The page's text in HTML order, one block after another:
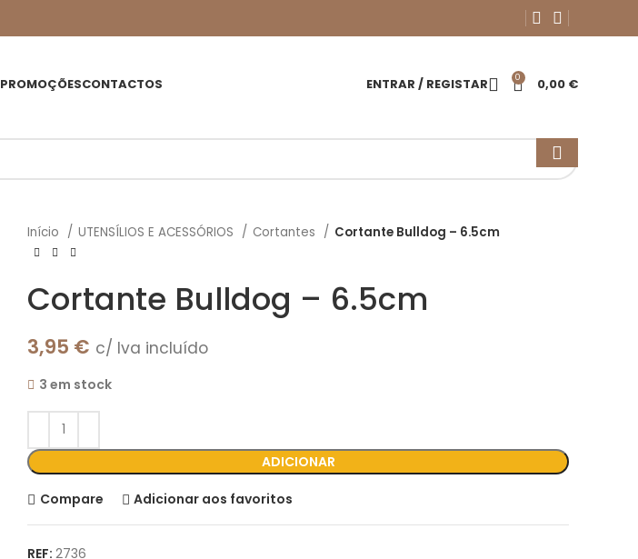
PROMOÇÕESCONTACTOS ENTRAR / REGISTAR 0 0,00 €
Início UTENSÍLIOS E ACESSÓRIOS Cortantes Cortante Bulldog – 6.5cm
Cortante Bulldog – 6.5cm
3,95 € c/ Iva incluído
3 em stock
ADICIONAR
Compare Adicionar aos favoritos
REF: 2736